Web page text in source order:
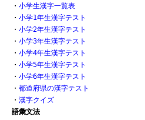
・ 小学生漢字一覧表
・ 小学1年生漢字テスト
・ 小学2年生漢字テスト
・ 小学3年生漢字テスト
・ 小学4年生漢字テスト
・ 小学5年生漢字テスト
・ 小学6年生漢字テスト
・ 都道府県の漢字テスト
・ 漢字クイズ
語彙文法